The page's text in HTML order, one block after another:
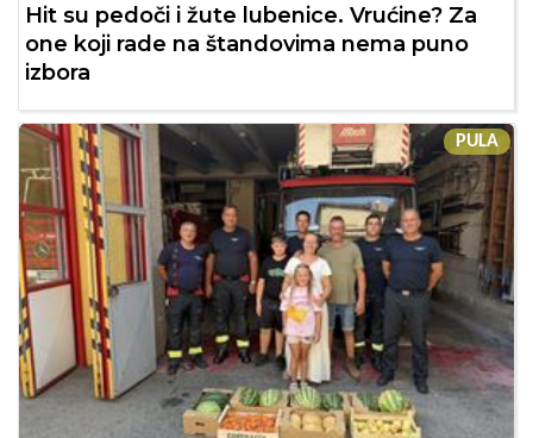
Hit su pedoči i žute lubenice. Vrućine? Za
one koji rade na štandovima nema puno
izbora
PULA